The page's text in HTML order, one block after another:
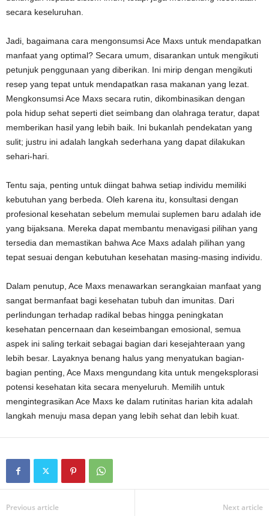
secara keseluruhan.
Jadi, bagaimana cara mengonsumsi Ace Maxs untuk mendapatkan
manfaat yang optimal? Secara umum, disarankan untuk mengikuti
petunjuk penggunaan yang diberikan. Ini mirip dengan mengikuti
resep yang tepat untuk mendapatkan rasa makanan yang lezat.
Mengkonsumsi Ace Maxs secara rutin, dikombinasikan dengan
pola hidup sehat seperti diet seimbang dan olahraga teratur, dapat
memberikan hasil yang lebih baik. Ini bukanlah pendekatan yang
sulit; justru ini adalah langkah sederhana yang dapat dilakukan
sehari-hari.
Tentu saja, penting untuk diingat bahwa setiap individu memiliki
kebutuhan yang berbeda. Oleh karena itu, konsultasi dengan
profesional kesehatan sebelum memulai suplemen baru adalah ide
yang bijaksana. Mereka dapat membantu menavigasi pilihan yang
tersedia dan memastikan bahwa Ace Maxs adalah pilihan yang
tepat sesuai dengan kebutuhan kesehatan masing-masing individu.
Dalam penutup, Ace Maxs menawarkan serangkaian manfaat yang
sangat bermanfaat bagi kesehatan tubuh dan imunitas. Dari
perlindungan terhadap radikal bebas hingga peningkatan
kesehatan pencernaan dan keseimbangan emosional, semua
aspek ini saling terkait sebagai bagian dari kesejahteraan yang
lebih besar. Layaknya benang halus yang menyatukan bagian-
bagian penting, Ace Maxs mengundang kita untuk mengeksplorasi
potensi kesehatan kita secara menyeluruh. Memilih untuk
mengintegrasikan Ace Maxs ke dalam rutinitas harian kita adalah
langkah menuju masa depan yang lebih sehat dan lebih kuat.
Previous article Next article